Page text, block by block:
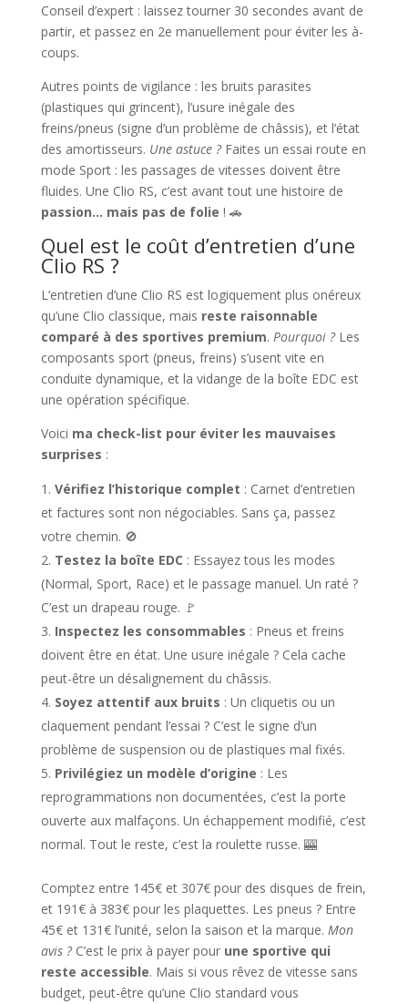
Conseil d’expert : laissez tourner 30 secondes avant de
partir, et passez en 2e manuellement pour éviter les à-
coups.
Autres points de vigilance : les bruits parasites
(plastiques qui grincent), l’usure inégale des
freins/pneus (signe d’un problème de châssis), et l’état
des amortisseurs. Une astuce ?Faites un essai route en
mode Sport : les passages de vitesses doivent être
fluides. Une Clio RS, c’est avant tout une histoire de
passion… mais pas de folie ! 🚗
Quel est le coût d’entretien d’une
Clio RS ?
L’entretien d’une Clio RS est logiquement plus onéreux
qu’une Clio classique, mais reste raisonnable
comparé à des sportives premium. Pourquoi ?Les
composants sport (pneus, freins) s’usent vite en
conduite dynamique, et la vidange de la boîte EDC est
une opération spécifique.
Voici ma check-list pour éviter les mauvaises
surprises :
Vérifiez l’historique complet : Carnet d’entretien
et factures sont non négociables. Sans ça, passez
votre chemin. 🚫
Testez la boîte EDC : Essayez tous les modes
(Normal, Sport, Race) et le passage manuel. Un raté ?
C’est un drapeau rouge. 🚩
Inspectez les consommables : Pneus et freins
doivent être en état. Une usure inégale ? Cela cache
peut-être un désalignement du châssis.
Soyez attentif aux bruits : Un cliquetis ou un
claquement pendant l’essai ? C’est le signe d’un
problème de suspension ou de plastiques mal fixés.
Privilégiez un modèle d’origine : Les
reprogrammations non documentées, c’est la porte
ouverte aux malfaçons. Un échappement modifié, c’est
normal. Tout le reste, c’est la roulette russe. 🎰
Comptez entre 145€ et 307€ pour des disques de frein,
et 191€ à 383€ pour les plaquettes. Les pneus ? Entre
45€ et 131€ l’unité, selon la saison et la marque. Mon
avis ?C’est le prix à payer pour une sportive qui
reste accessible. Mais si vous rêvez de vitesse sans
budget, peut-être qu’une Clio standard vous